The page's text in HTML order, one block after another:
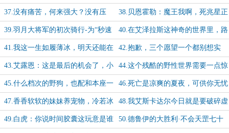
子的咕咕”兄弟加更【12/20】 下去啊（大声）-加更【13/20】
37.没有痛苦，何来强大？没有压
力，何来进化？-加更【14/20】
38.贝恩霍勒：魔王我啊，死兆星正
在闪啊闪呢-加更【15/20】
39.羽月大将军的初次骑行-为“秒速
五光年”兄弟加更【16/20】
40.在艾泽拉斯这神奇的世界里，路
边的野狗亦有梦想-加更【17/20】
41.我这一生如履薄冰，明天还能在
扭曲虚空重生吗？-加更【18/20】
42.抱歉，三个愿望一个都别想实
现-为秒速五光年兄弟加更【19/20】
43.艾露恩：这是最后的机会了，小
白狗，你就从了吧-加更【20/20】
44.这个残酷的野性世界需要一点惊
喜...吃我尾后针！
45.什么档次的野狗，也配和本座一
起狩猎？
46.死亡是凉爽的夏夜，可供你无忧
的入眠...晚安，戈德林
47.香香软软的妹妹养宠物，冷若冰
霜的姐姐请保镖
48.我艾斯卡达尔今日就是要破碎虚
空口牙
49.白虎：你说时间胶囊这玩意是谁 50.德鲁伊的大胜利·不会天罡七十